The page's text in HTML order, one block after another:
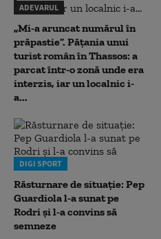
ADEVARUL
„Mi-a aruncat numărul în
prăpastie”. Pățania unui
turist român în Thassos: a
parcat într-o zonă unde era
interzis, iar un localnic i-
a...
DIGI SPORT
Răsturnare de situație: Pep
Guardiola l-a sunat pe
Rodri și l-a convins să
semneze